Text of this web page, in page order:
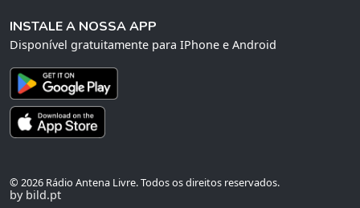
INSTALE A NOSSA APP
Disponível gratuitamente para IPhone e Android
© 2026 Rádio Antena Livre. Todos os direitos reservados.
by bild.pt